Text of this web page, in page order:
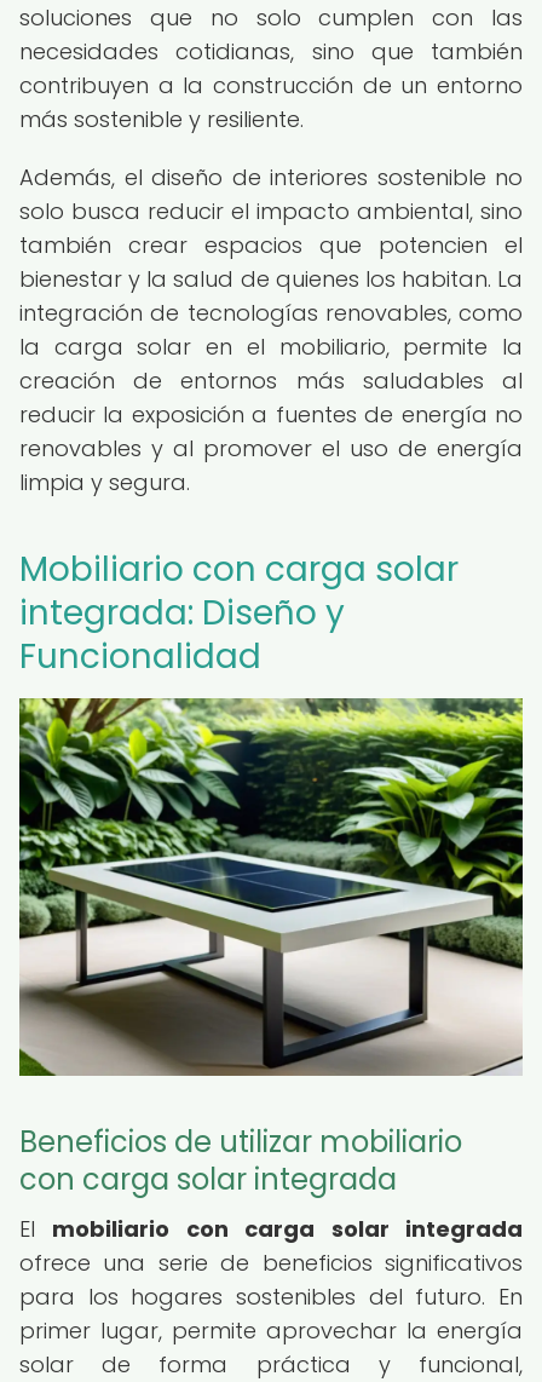
soluciones que no solo cumplen con las
necesidades cotidianas, sino que también
contribuyen a la construcción de un entorno
más sostenible y resiliente.
Además, el diseño de interiores sostenible no
solo busca reducir el impacto ambiental, sino
también crear espacios que potencien el
bienestar y la salud de quienes los habitan. La
integración de tecnologías renovables, como
la carga solar en el mobiliario, permite la
creación de entornos más saludables al
reducir la exposición a fuentes de energía no
renovables y al promover el uso de energía
limpia y segura.
Mobiliario con carga solar
integrada: Diseño y
Funcionalidad
Beneficios de utilizar mobiliario
con carga solar integrada
El mobiliario con carga solar integrada
ofrece una serie de beneficios significativos
para los hogares sostenibles del futuro. En
primer lugar, permite aprovechar la energía
solar de forma práctica y funcional,